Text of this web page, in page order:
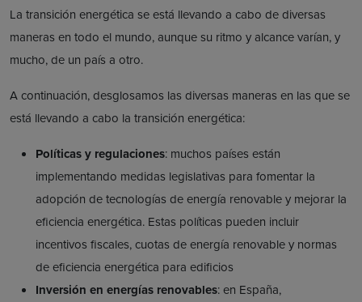
La transición energética se está llevando a cabo de diversas
maneras en todo el mundo, aunque su ritmo y alcance varían, y
mucho, de un país a otro.
A continuación, desglosamos las diversas maneras en las que se
está llevando a cabo la transición energética:
Políticas y regulaciones: muchos países están
implementando medidas legislativas para fomentar la
adopción de tecnologías de energía renovable y mejorar la
eficiencia energética. Estas políticas pueden incluir
incentivos fiscales, cuotas de energía renovable y normas
de eficiencia energética para edificios
Inversión en energías renovables: en España,